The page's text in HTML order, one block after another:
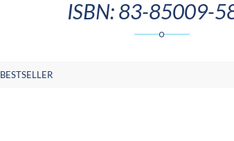
ISBN: 83-85009-
BESTSELLER